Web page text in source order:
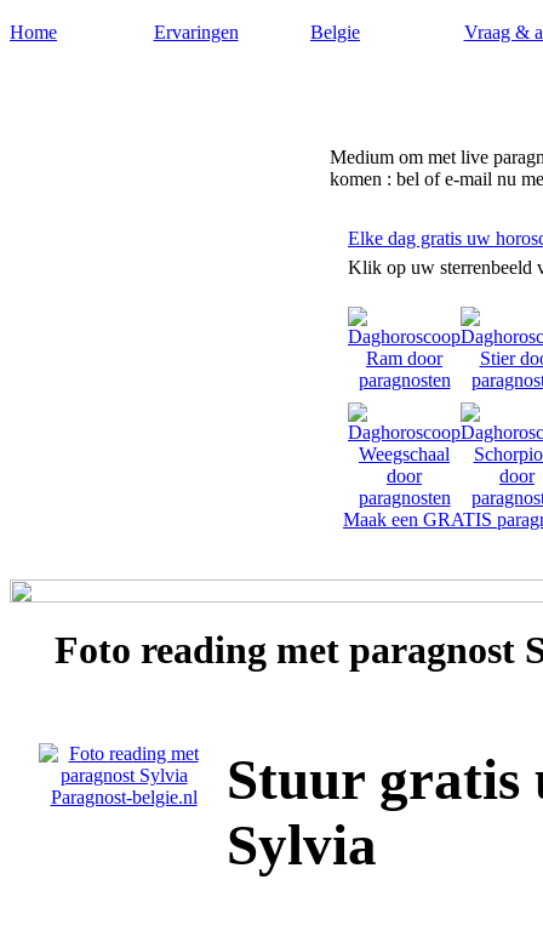
Home Ervaringen Belgie Vraag &
Medium om met live
komen : bel of e-mail nu
Elke dag gratis uw
Klik op uw sterrenbeeld
Maak een GRATIS
Foto reading met paragnost
Stuur gratis
Sylvia